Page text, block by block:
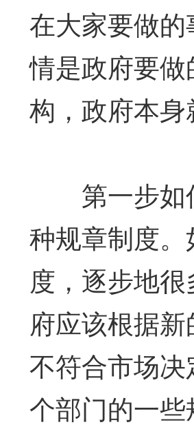
在大家要做
情是政府要
构，政府本
第一步如
种规章制度
度，逐步地
府应该根据
不符合市场
个部门的一